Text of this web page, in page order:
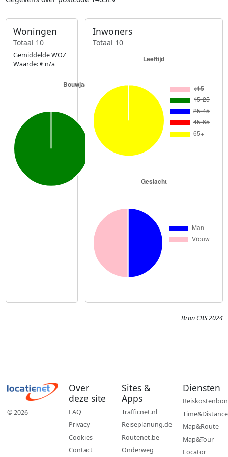
Woningen
Totaal 10
Gemiddelde WOZ
Waarde: € n/a
Inwoners
Totaal 10
Bron CBS 2024
© 2026
Over
deze site
FAQ
Privacy
Cookies
Contact
Sites &
Apps
Trafficnet.nl
Reiseplanung.de
Routenet.be
Onderweg
Diensten
Reiskostenbon
Time&Distance
Map&Route
Map&Tour
Locator